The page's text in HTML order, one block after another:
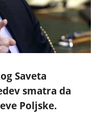
Saveta
smatra da
Poljske.